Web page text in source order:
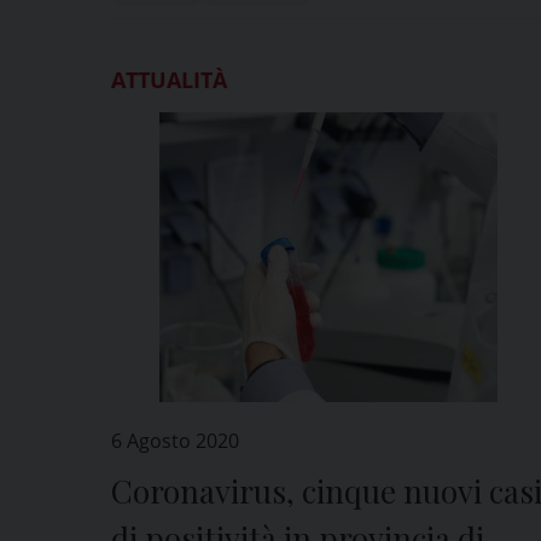
ATTUALITÀ
6 Agosto 2020
Coronavirus, cinque nuovi casi